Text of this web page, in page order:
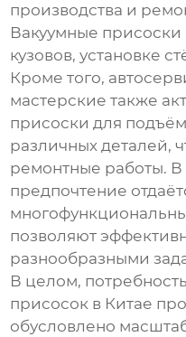
производства и
Вакуумные
кузовов, установке
Кроме того,
мастерские также
присоски для
различных деталей,
ремонтные работы. В
предпочтение
позволяют
разнообразными
В целом,
присосок в Китае
обусловлено